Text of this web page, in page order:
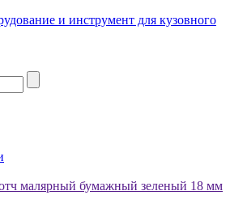
малярный бумажный зеленый 18 мм